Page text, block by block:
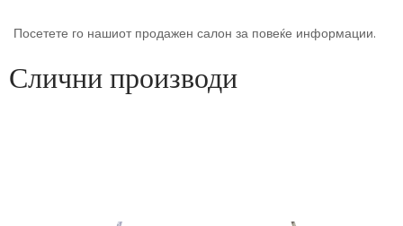
Посетете го нашиот продажен салон за повеќе информации.
Слични производи